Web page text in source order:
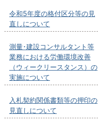
令和5年度の格付区分等の見
直しについて
測量･建設コンサルタント等
業務における労働環境改善
（ウィークリースタンス）の
実施について
入札契約関係書類等の押印の
見直しについて